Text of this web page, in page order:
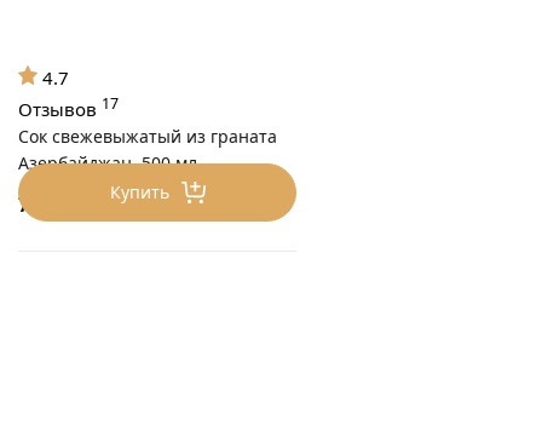
Купить
750
Сок свежевыжатый из граната
Азербайджан, 500 мл
4.7
Отзывов 17